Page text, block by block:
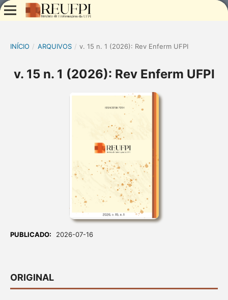
INÍCIO / ARQUIVOS / v. 15 n. 1 (2026): Rev Enferm UFPI
v. 15 n. 1 (2026): Rev Enferm UFPI
PUBLICADO: 2026-07-16
ORIGINAL